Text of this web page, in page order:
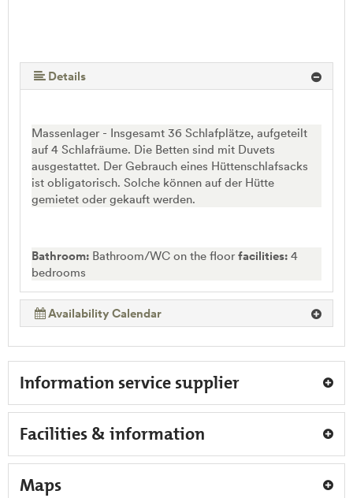
Details
Massenlager - Insgesamt 36 Schlafplätze, aufgeteilt
auf 4 Schlafräume. Die Betten sind mit Duvets
ausgestattet. Der Gebrauch eines Hüttenschlafsacks
ist obligatorisch. Solche können auf der Hütte
gemietet oder gekauft werden.
Bathroom: Bathroom/WC on the floor facilities: 4
bedrooms
Availability Calendar
Information service supplier
Facilities & information
Maps